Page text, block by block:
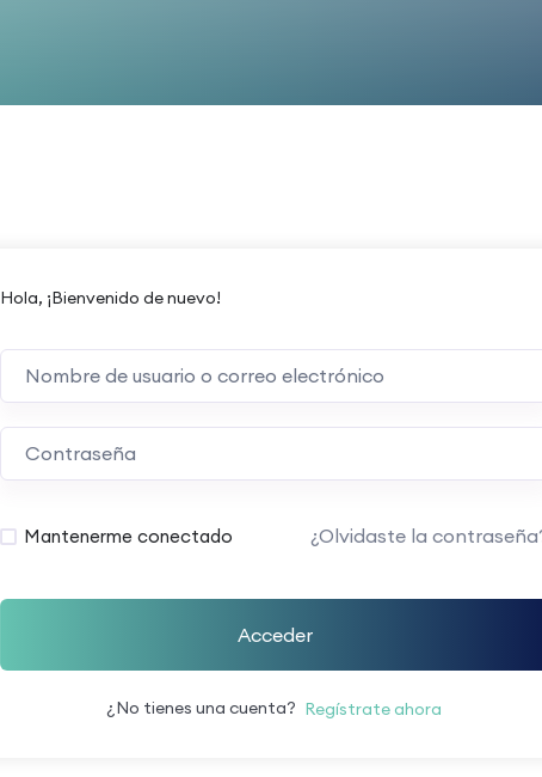
Hola, ¡Bienvenido de nuevo!
Mantenerme conectado ¿Olvidaste la
Acceder
¿No tienes una cuenta? Regístrate ahora